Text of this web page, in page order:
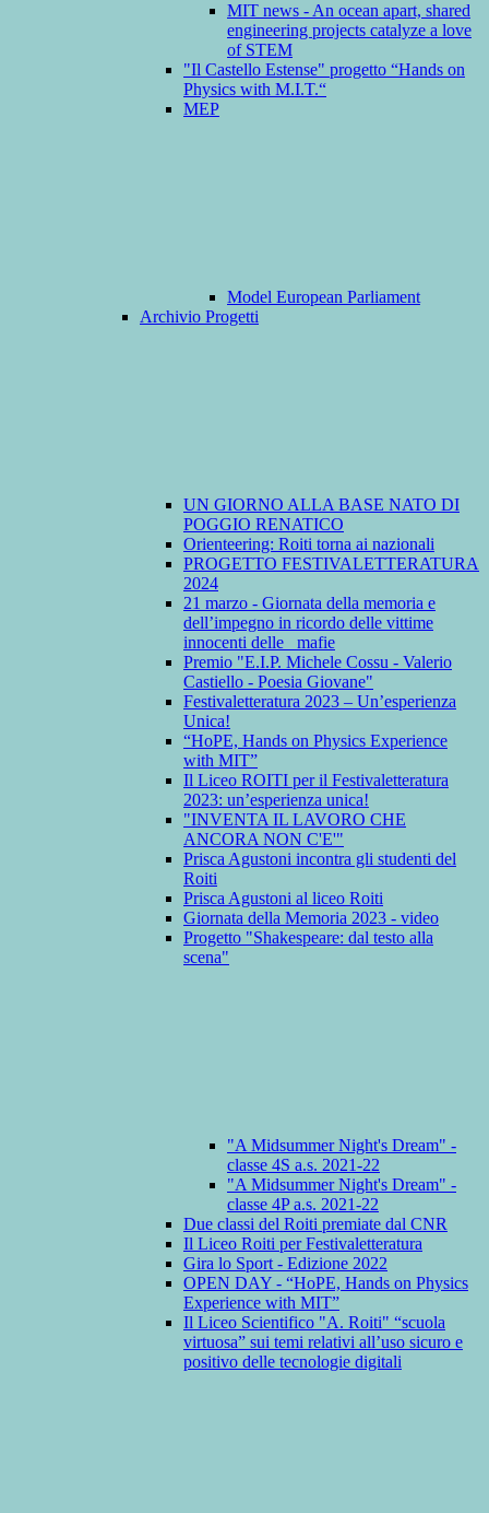
MIT news - An ocean apart, shared
engineering projects catalyze a love
of STEM
"Il Castello Estense" progetto “Hands on
Physics with M.I.T.“
MEP
Model European Parliament
Archivio Progetti
UN GIORNO ALLA BASE NATO DI
POGGIO RENATICO
Orienteering: Roiti torna ai nazionali
PROGETTO FESTIVALETTERATURA
2024
21 marzo - Giornata della memoria e
dell’impegno in ricordo delle vittime
innocenti delle mafie
Premio "E.I.P. Michele Cossu - Valerio
Castiello - Poesia Giovane"
Festivaletteratura 2023 – Un’esperienza
Unica!
“HoPE, Hands on Physics Experience
with MIT”
Il Liceo ROITI per il Festivaletteratura
2023: un’esperienza unica!
"INVENTA IL LAVORO CHE
ANCORA NON C'E'"
Prisca Agustoni incontra gli studenti del
Roiti
Prisca Agustoni al liceo Roiti
Giornata della Memoria 2023 - video
Progetto "Shakespeare: dal testo alla
scena"
"A Midsummer Night's Dream" -
classe 4S a.s. 2021-22
"A Midsummer Night's Dream" -
classe 4P a.s. 2021-22
Due classi del Roiti premiate dal CNR
Il Liceo Roiti per Festivaletteratura
Gira lo Sport - Edizione 2022
OPEN DAY - “HoPE, Hands on Physics
Experience with MIT”
Il Liceo Scientifico "A. Roiti" “scuola
virtuosa” sui temi relativi all’uso sicuro e
positivo delle tecnologie digitali